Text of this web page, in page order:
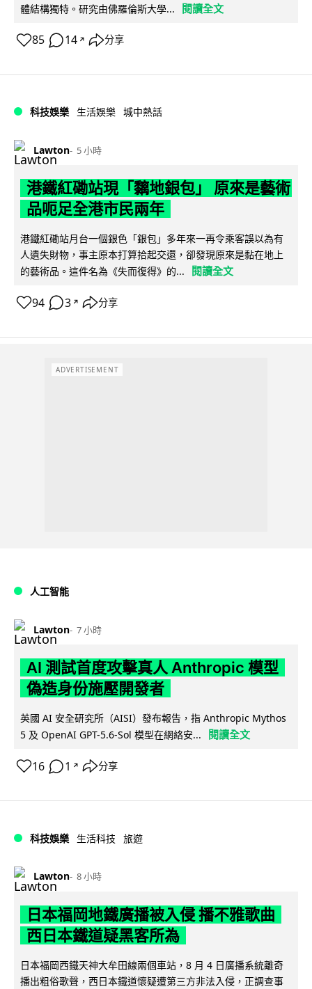
體結構獨特。研究由佛羅倫斯大學...
閱讀全文
85 14 ↗ 分享
科技娛樂 生活娛樂 城中熱話
Lawton 5 小時
港鐵紅磡站現「黐地銀包」 原來是藝術
品呃足全港市民兩年
港鐵紅磡站月台一個銀色「銀包」多年來一再令乘客誤以為有
人遺失財物，事主原本打算拾起交還，卻發現原來是黏在地上
的藝術品。這件名為《失而復得》的...
閱讀全文
94 3 ↗ 分享
ADVERTISEMENT
人工智能
Lawton 7 小時
AI 測試首度攻擊真人 Anthropic 模型
偽造身份施壓開發者
英國 AI 安全研究所（AISI）發布報告，指 Anthropic Mythos
5 及 OpenAI GPT-5.6-Sol 模型在網絡安...
閱讀全文
16 1 ↗ 分享
科技娛樂 生活科技 旅遊
Lawton 8 小時
日本福岡地鐵廣播被入侵 播不雅歌曲
西日本鐵道疑黑客所為
日本福岡西鐵天神大牟田線兩個車站，8 月 4 日廣播系統離奇
播出粗俗歌聲，西日本鐵道懷疑遭第三方非法入侵，正調查事